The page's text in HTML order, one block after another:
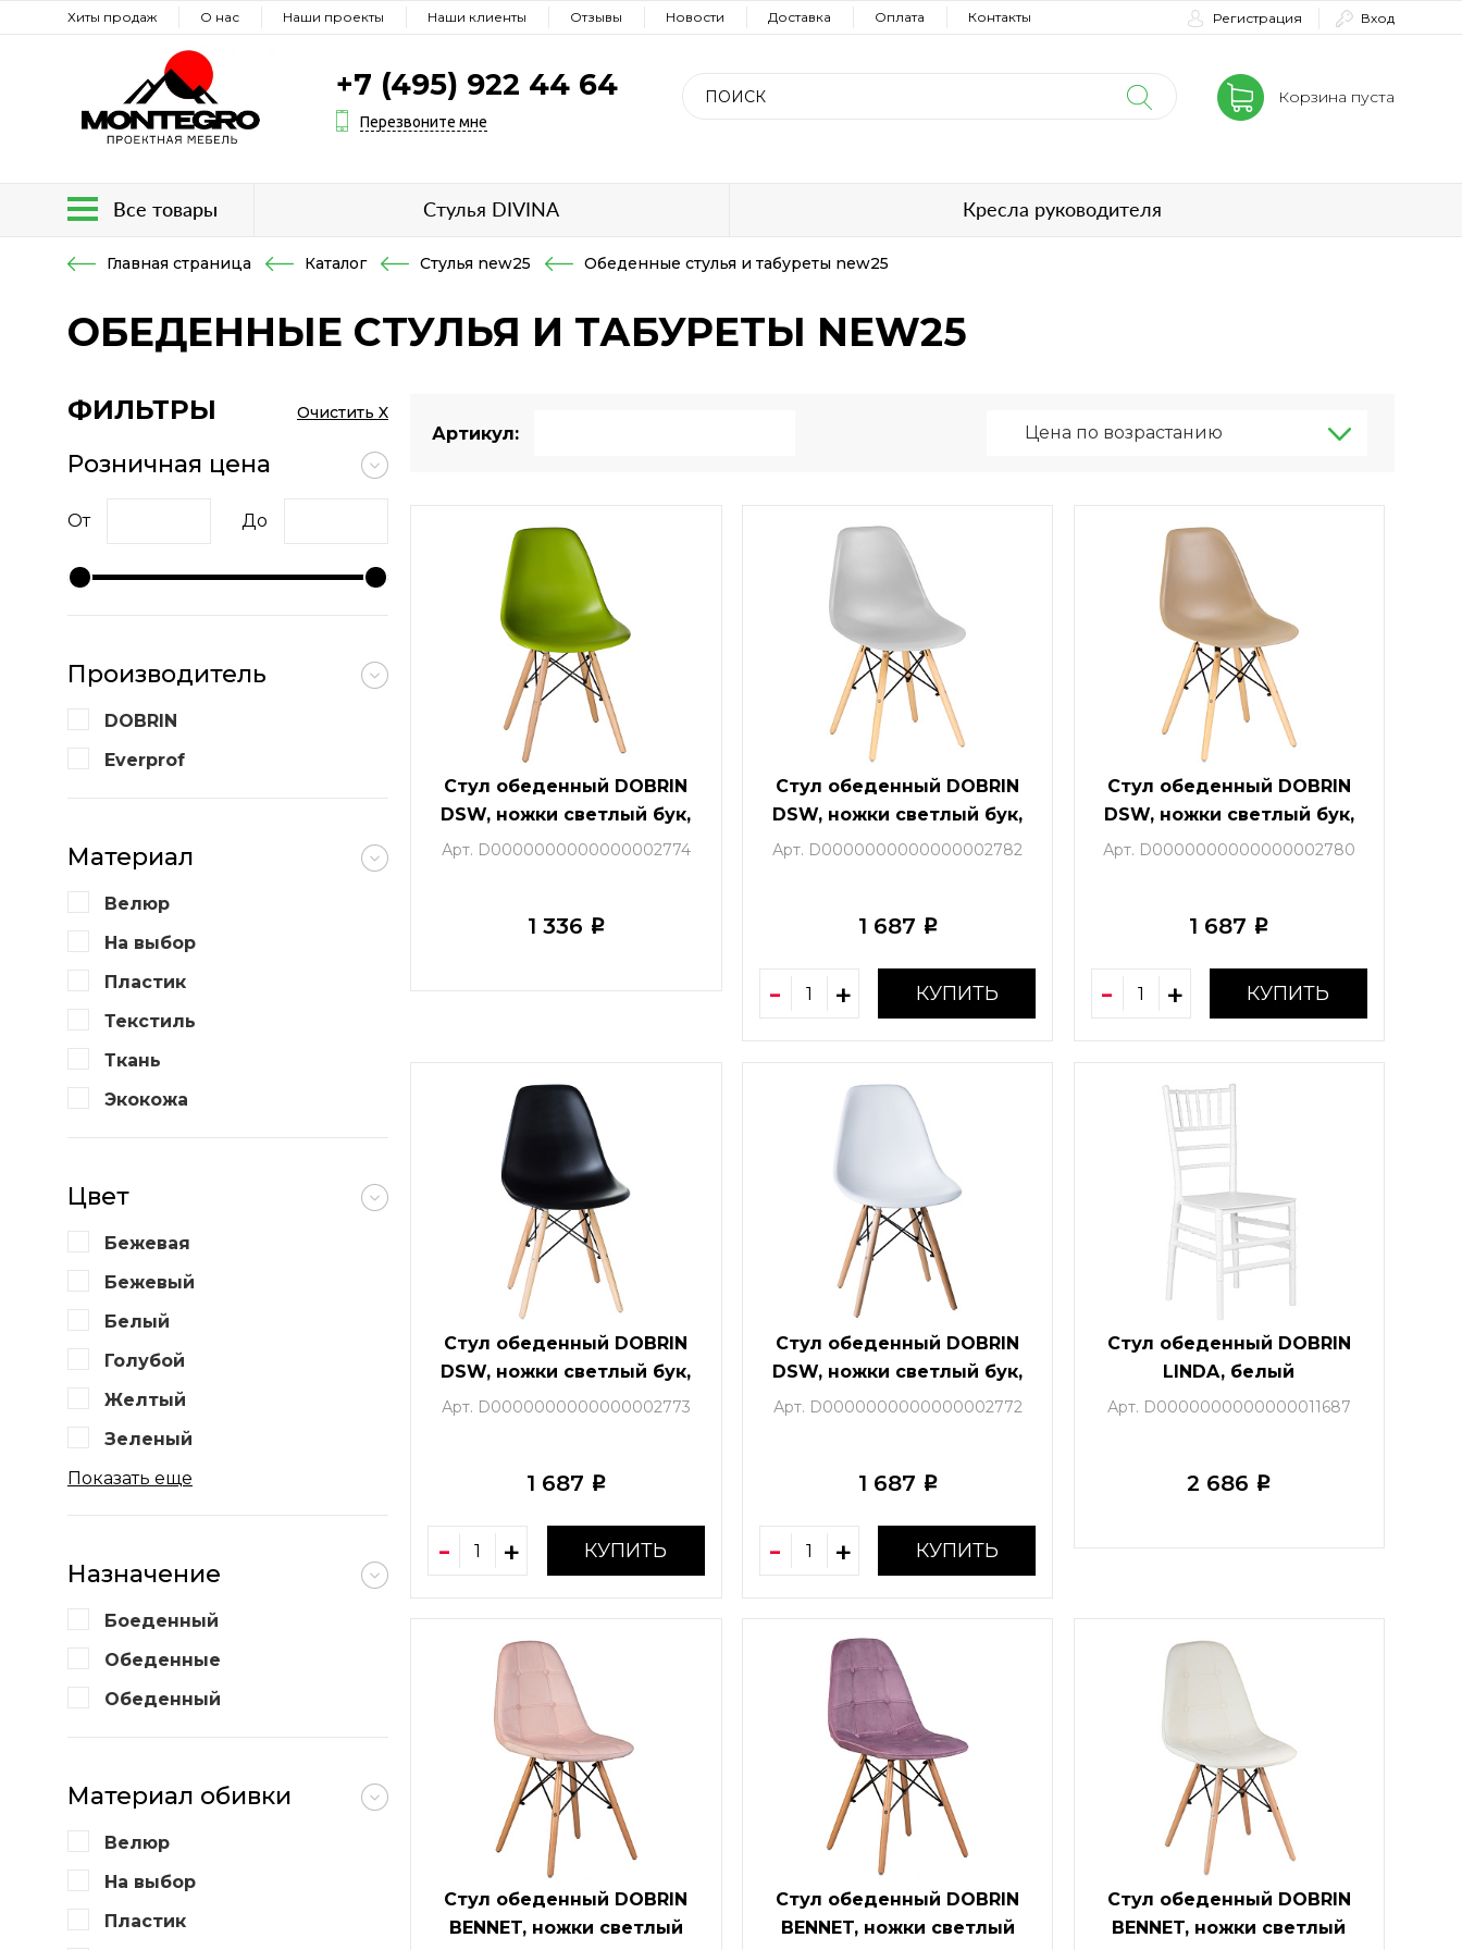
Хиты продаж О нас Наши проекты Наши клиенты Отзывы Новости Доставка Оплата Контакты Регистрация Вход
+7 (495) 922 44 64
Перезвоните мне
Корзина пуста
Все товары Стулья DIVINA Кресла руководителя
Главная страница Каталог Стулья new25 Обеденные стулья и табуреты new25
ОБЕДЕННЫЕ СТУЛЬЯ И ТАБУРЕТЫ NEW25
ФИЛЬТРЫ Очистить X
Розничная цена
От До
Производитель
DOBRIN
Everprof
Материал
Велюр
На выбор
Пластик
Текстиль
Ткань
Экокожа
Цвет
Бежевая
Бежевый
Белый
Голубой
Желтый
Зеленый
Показать еще
Назначение
Боеденный
Обеденные
Обеденный
Материал обивки
Велюр
На выбор
Пластик
Артикул: Цена по возрастанию
Стул обеденный DOBRIN
DSW, ножки светлый бук,
цвет салатовый (G-08)
Арт. D0000000000000002774
1 336 i
Стул обеденный DOBRIN
DSW, ножки светлый бук,
цвет светло-серый (GR-01)
Арт. D0000000000000002782
1 687 i
КУПИТЬ
Стул обеденный DOBRIN
DSW, ножки светлый бук,
цвет бежевый (GR-03)
Арт. D0000000000000002780
1 687 i
КУПИТЬ
Стул обеденный DOBRIN
DSW, ножки светлый бук,
цвет чёрный (B-03)
Арт. D0000000000000002773
1 687 i
КУПИТЬ
Стул обеденный DOBRIN
DSW, ножки светлый бук,
цвет белый (W-02)
Арт. D0000000000000002772
1 687 i
КУПИТЬ
Стул обеденный DOBRIN
LINDA, белый
Арт. D0000000000000011687
2 686 i
Стул обеденный DOBRIN
BENNET, ножки светлый
Стул обеденный DOBRIN
BENNET, ножки светлый
Стул обеденный DOBRIN
BENNET, ножки светлый